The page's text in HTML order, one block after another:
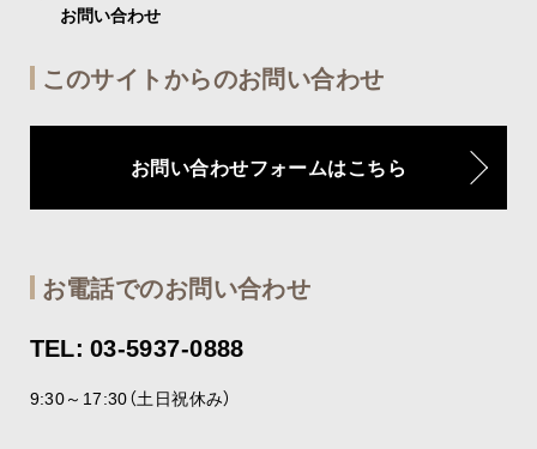
お問い合わせ
このサイトからのお問い合わせ
お問い合わせフォームはこちら
お電話でのお問い合わせ
TEL: 03-5937-0888
9:30～17:30（土日祝休み）